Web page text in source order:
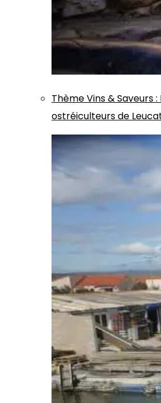
ThèmeVins & Saveurs:
ostréiculteurs de